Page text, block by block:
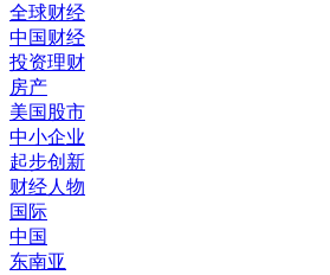
全球财经
中国财经
投资理财
房产
美国股市
中小企业
起步创新
财经人物
国际
中国
东南亚